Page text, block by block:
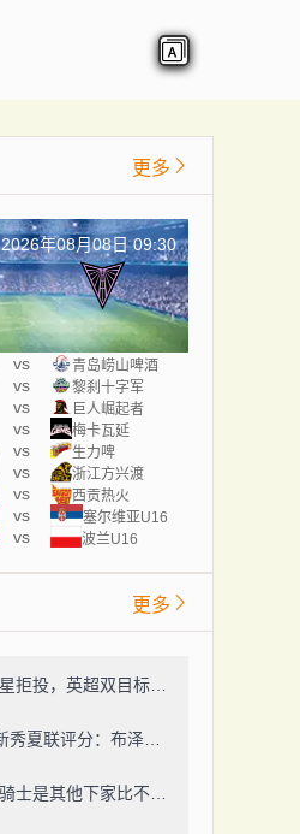
更多
2026年08月08日 09:30
vs 青岛崂山啤酒
vs 黎刹十字军
vs 巨人崛起者
vs 梅卡瓦延
vs 生力啤
vs 浙江方兴渡
vs 西贡热火
vs 塞尔维亚U16
vs 波兰U16
更多